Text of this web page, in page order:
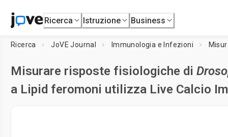
Ricerca Istruzione Business
Ricerca JoVE Journal Immunologia e Infezioni
Misurare risposte fisiologiche di
a Lipid feromoni utilizza Live Calcio